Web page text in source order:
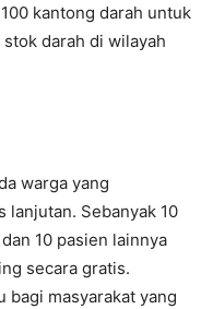
kantong darah untuk
darah di wilayah
warga yang
lanjutan. Sebanyak 10
10 pasien lainnya
secara gratis.
bagi masyarakat yang